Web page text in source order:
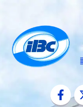
content